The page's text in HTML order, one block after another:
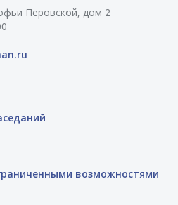
Перовской, дом 2
возможностями